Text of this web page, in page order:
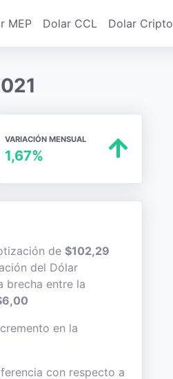
MEP Dolar CCL Dolar Cripto
VARIACIÓN MENSUAL
1,67%
de $102,29
del Dólar
brecha entre la
en la
con respecto a